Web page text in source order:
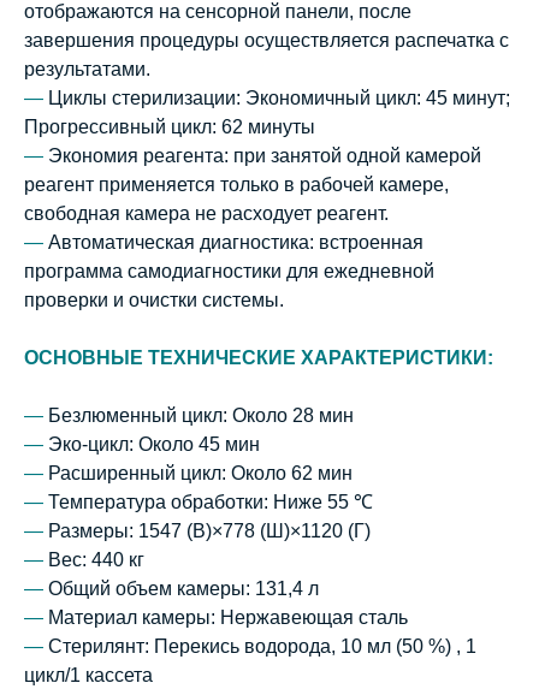
отображаются на сенсорной панели, после
завершения процедуры осуществляется распечатка с
результатами.
— Циклы стерилизации: Экономичный цикл: 45 минут;
Прогрессивный цикл: 62 минуты
— Экономия реагента: при занятой одной камерой
реагент применяется только в рабочей камере,
свободная камера не расходует реагент.
— Автоматическая диагностика: встроенная
программа самодиагностики для ежедневной
проверки и очистки системы.
ОСНОВНЫЕ ТЕХНИЧЕСКИЕ ХАРАКТЕРИСТИКИ:
— Безлюменный цикл: Около 28 мин
— Эко-цикл: Около 45 мин
— Расширенный цикл: Около 62 мин
— Температура обработки: Ниже 55 ℃
— Размеры: 1547 (В)×778 (Ш)×1120 (Г)
— Вес: 440 кг
— Общий объем камеры: 131,4 л
— Материал камеры: Нержавеющая сталь
— Стерилянт: Перекись водорода, 10 мл (50 %) , 1
цикл/1 кассета